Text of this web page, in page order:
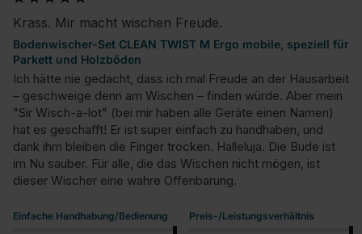
Krass. Mir macht wischen Freude.
Bodenwischer-Set CLEAN TWIST M Ergo mobile, speziell für
Parkett und Holzböden
Ich hätte nie gedacht, dass ich mal Freude an der Hausarbeit
– geschweige denn am Wischen – finden würde. Aber mein
"Sir Wisch-a-lot" (bei mir haben alle Geräte einen Namen)
hat es geschafft! Er ist super einfach zu handhaben, und
dank ihm bleiben die Finger trocken. Halleluja. Die Bude ist
im Nu sauber. Für alle, die das Wischen nicht mögen, ist
dieser Wischer eine wahre Offenbarung.
Einfache Handhabung/Bedienung Preis-/Leistungsverhältnis